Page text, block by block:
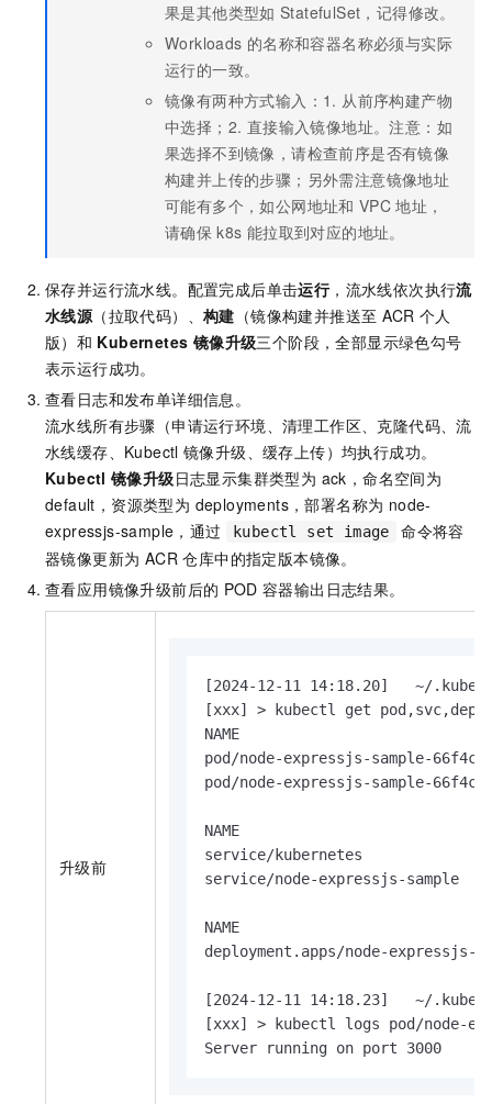
果是其他类型如 StatefulSet，记得修改。
Workloads 的名称和容器名称必须与实际
运行的一致。
镜像有两种方式输入：1. 从前序构建产物
中选择；2. 直接输入镜像地址。注意：如
果选择不到镜像，请检查前序是否有镜像
构建并上传的步骤；另外需注意镜像地址
可能有多个，如公网地址和 VPC 地址，
请确保 k8s 能拉取到对应的地址。
保存并运行流水线。配置完成后单击运行，流水线依次执行流
水线源（拉取代码）、构建 （镜像构建并推送至 ACR 个人
版）和 Kubernetes 镜像升级三个阶段，全部显示绿色勾号
表示运行成功。
查看日志和发布单详细信息。
流水线所有步骤（申请运行环境、清理工作区、克隆代码、流
水线缓存、Kubectl 镜像升级、缓存上传）均执行成功。
Kubectl 镜像升级日志显示集群类型为 ack，命名空间为
default，资源类型为 deployments，部署名称为 node-
expressjs-sample，通过
kubectl set image
命令将容
器镜像更新为 ACR 仓库中的指定版本镜像。
查看应用镜像升级前后的 POD 容器输出日志结果。
升级前
[2024-12-11 14:18.20]   ~/.kube
[xxx] > kubectl get
NAME
pod/node-expressjs-sample-
pod/node-expressjs-sample-
NAME
service/kubernetes
service/node-expressjs-sample
NAME
deployment.apps/node-
[2024-12-11 14:18.23]   ~/.kube
[xxx] > kubectl logs pod/node-
Server running on port 3000